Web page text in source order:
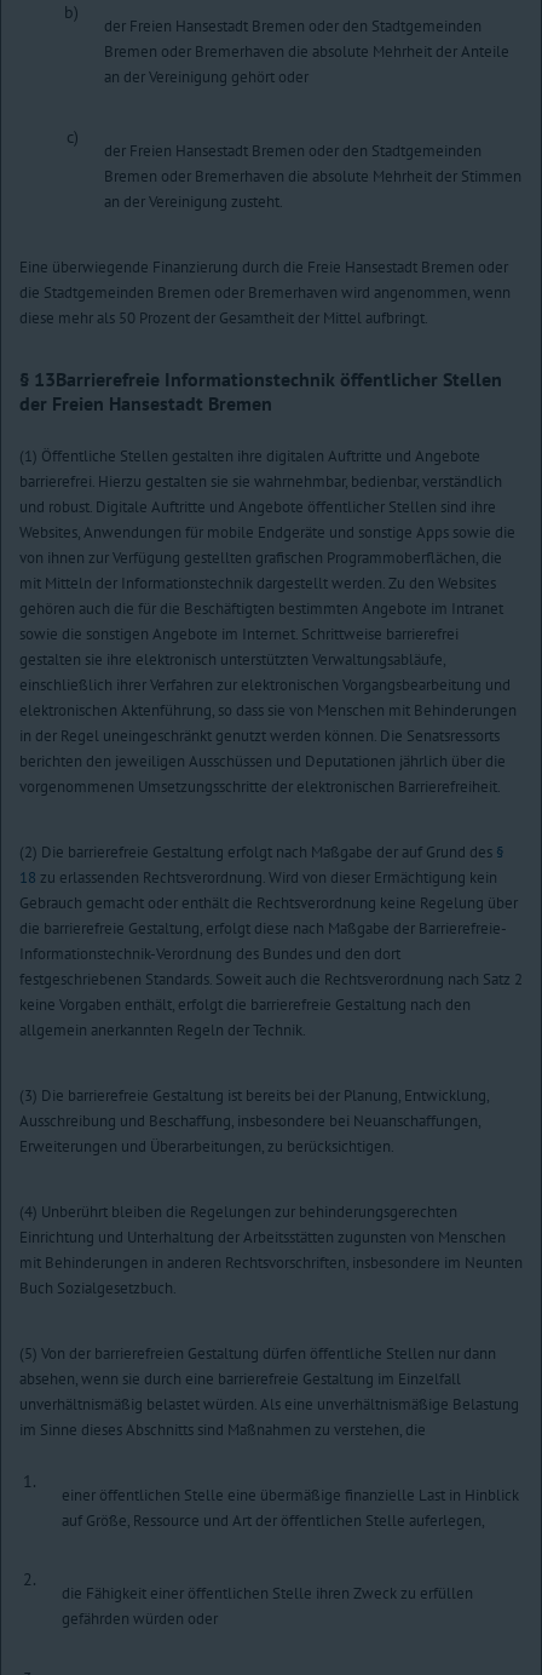
b)
der Freien Hansestadt Bremen oder den Stadtgemeinden
Bremen oder Bremerhaven die absolute Mehrheit der Anteile
an der Vereinigung gehört oder
c)
der Freien Hansestadt Bremen oder den Stadtgemeinden
Bremen oder Bremerhaven die absolute Mehrheit der Stimmen
an der Vereinigung zusteht.
Eine überwiegende Finanzierung durch die Freie Hansestadt Bremen oder
die Stadtgemeinden Bremen oder Bremerhaven wird angenommen, wenn
diese mehr als 50 Prozent der Gesamtheit der Mittel aufbringt.
§ 13Barrierefreie Informationstechnik öffentlicher Stellen
der Freien Hansestadt Bremen
(1) Öffentliche Stellen gestalten ihre digitalen Auftritte und Angebote
barrierefrei. Hierzu gestalten sie sie wahrnehmbar, bedienbar, verständlich
und robust. Digitale Auftritte und Angebote öffentlicher Stellen sind ihre
Websites, Anwendungen für mobile Endgeräte und sonstige Apps sowie die
von ihnen zur Verfügung gestellten grafischen Programmoberflächen, die
mit Mitteln der Informationstechnik dargestellt werden. Zu den Websites
gehören auch die für die Beschäftigten bestimmten Angebote im Intranet
sowie die sonstigen Angebote im Internet. Schrittweise barrierefrei
gestalten sie ihre elektronisch unterstützten Verwaltungsabläufe,
einschließlich ihrer Verfahren zur elektronischen Vorgangsbearbeitung und
elektronischen Aktenführung, so dass sie von Menschen mit Behinderungen
in der Regel uneingeschränkt genutzt werden können. Die Senatsressorts
berichten den jeweiligen Ausschüssen und Deputationen jährlich über die
vorgenommenen Umsetzungsschritte der elektronischen Barrierefreiheit.
(2) Die barrierefreie Gestaltung erfolgt nach Maßgabe der auf Grund des §
18 zu erlassenden Rechtsverordnung. Wird von dieser Ermächtigung kein
Gebrauch gemacht oder enthält die Rechtsverordnung keine Regelung über
die barrierefreie Gestaltung, erfolgt diese nach Maßgabe der Barrierefreie-
Informationstechnik-Verordnung des Bundes und den dort
festgeschriebenen Standards. Soweit auch die Rechtsverordnung nach Satz 2
keine Vorgaben enthält, erfolgt die barrierefreie Gestaltung nach den
allgemein anerkannten Regeln der Technik.
(3) Die barrierefreie Gestaltung ist bereits bei der Planung, Entwicklung,
Ausschreibung und Beschaffung, insbesondere bei Neuanschaffungen,
Erweiterungen und Überarbeitungen, zu berücksichtigen.
(4) Unberührt bleiben die Regelungen zur behinderungsgerechten
Einrichtung und Unterhaltung der Arbeitsstätten zugunsten von Menschen
mit Behinderungen in anderen Rechtsvorschriften, insbesondere im Neunten
Buch Sozialgesetzbuch.
(5) Von der barrierefreien Gestaltung dürfen öffentliche Stellen nur dann
absehen, wenn sie durch eine barrierefreie Gestaltung im Einzelfall
unverhältnismäßig belastet würden. Als eine unverhältnismäßige Belastung
im Sinne dieses Abschnitts sind Maßnahmen zu verstehen, die
1.
einer öffentlichen Stelle eine übermäßige finanzielle Last in Hinblick
auf Größe, Ressource und Art der öffentlichen Stelle auferlegen,
2.
die Fähigkeit einer öffentlichen Stelle ihren Zweck zu erfüllen
gefährden würden oder